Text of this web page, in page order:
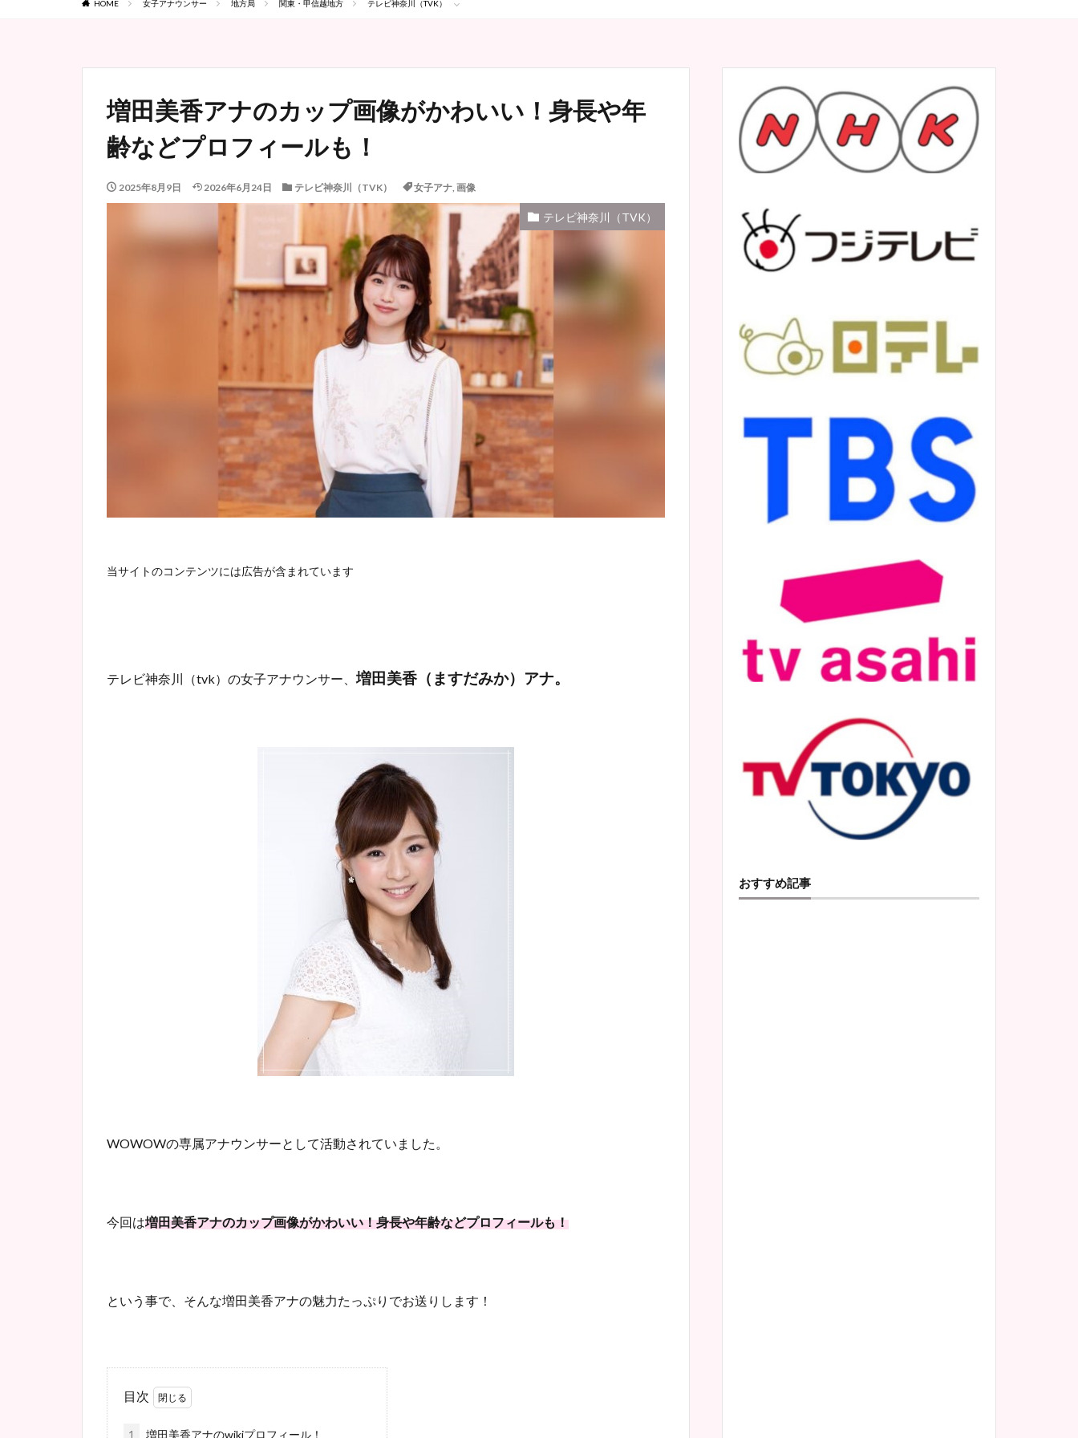
HOME 女子アナウンサー 地方局 関東・甲信越地方 テレビ神奈川（TVK）
増田美香アナのカップ画像がかわいい！身長や年
齢などプロフィールも！
2025年8月9日 2026年6月24日 テレビ神奈川（TVK） 女子アナ, 画像
テレビ神奈川（TVK）
当サイトのコンテンツには広告が含まれています
テレビ神奈川（tvk）の女子アナウンサー、増田美香（ますだみか）アナ。
WOWOWの専属アナウンサーとして活動されていました。
今回は増田美香アナのカップ画像がかわいい！身長や年齢などプロフィールも！
という事で、そんな増田美香アナの魅力たっぷりでお送りします！
目次
1 増田美香アナのwikiプロフィール！
おすすめ記事